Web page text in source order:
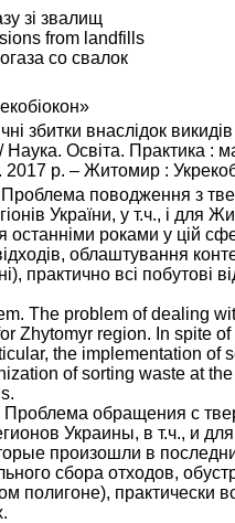
зі звалищ
from landfills
со свалок
збитки внаслідок
Освіта. Практика :
р. – Житомир :
поводження з
України, у т.ч., і для
останніми роками у цій
облаштування
практично всі побутові
The problem of dealing
Zhytomyr region. In spite
the implementation of
of sorting waste at
Проблема обращения с
Украины, в т.ч., и
произошли в
сбора отходов,
полигоне),